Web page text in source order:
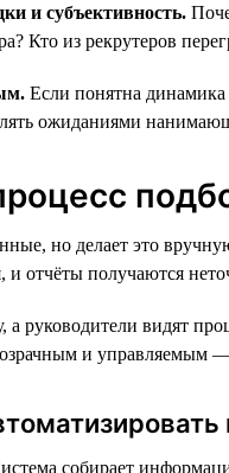
и субъективность.
Кто из рекрутеров
Если понятна динамика
ожиданиями
но делает это
и отчёты получаются
а руководители видят
и управляемым
собирает